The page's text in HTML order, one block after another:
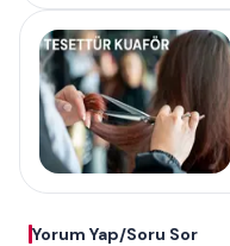
Yorum Yap/Soru Sor